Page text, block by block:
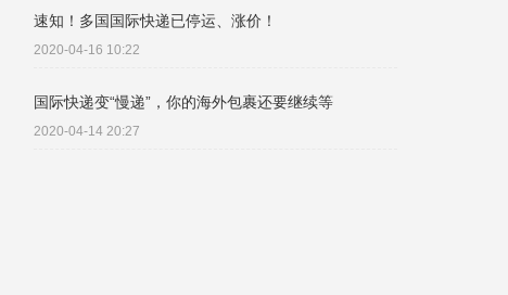
速知！多国国际快递已停运、涨价！
2020-04-16 10:22
国际快递变“慢递”，你的海外包裹还要继续等
2020-04-14 20:27